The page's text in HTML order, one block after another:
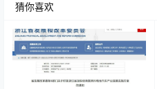
猜你喜欢